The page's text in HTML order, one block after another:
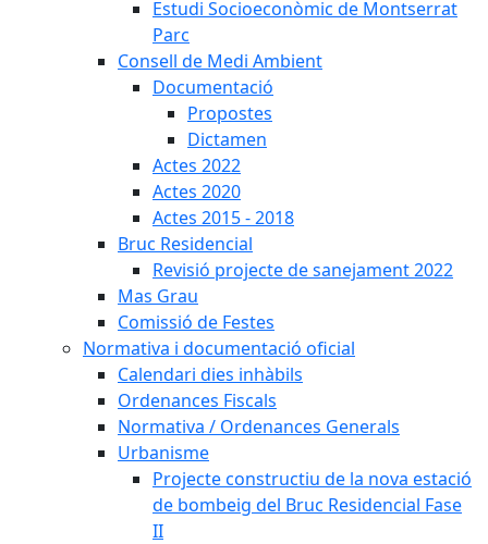
Estudi Socioeconòmic de Montserrat
Parc
Consell de Medi Ambient
Documentació
Propostes
Dictamen
Actes 2022
Actes 2020
Actes 2015 - 2018
Bruc Residencial
Revisió projecte de sanejament 2022
Mas Grau
Comissió de Festes
Normativa i documentació oficial
Calendari dies inhàbils
Ordenances Fiscals
Normativa / Ordenances Generals
Urbanisme
Projecte constructiu de la nova estació
de bombeig del Bruc Residencial Fase
II